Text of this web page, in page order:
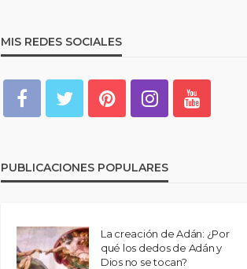
MIS REDES SOCIALES
PUBLICACIONES POPULARES
La creación de Adán: ¿Por
qué los dedos de Adán y
Dios no se tocan?